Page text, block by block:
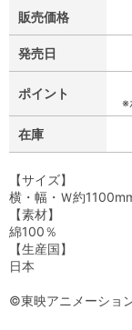
販売価格
発売日
ポイント
※
在庫
【サイズ】
横・幅・Ｗ約
【素材】
綿100％
【生産国】
日本
©東映アニメーショ